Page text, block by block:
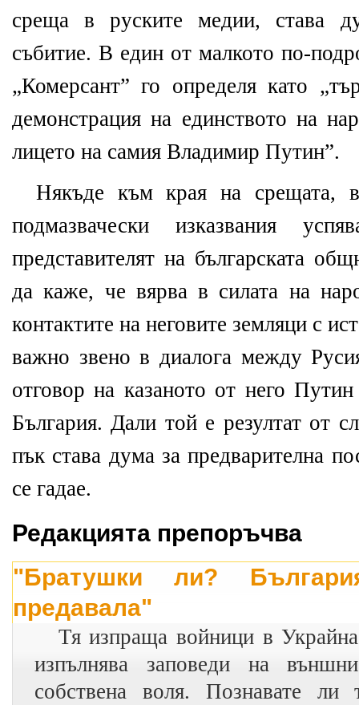
среща в руските медии, става
събитие. В един от малкото по-
„Комерсант” го определя като
демонстрация на единството на
лицето на самия Владимир Путин”.
Някъде към края на срещата, в
подмазвачески изказвания
представителят на българската
да каже, че вярва в силата на
контактите на неговите земляци с
важно звено в диалога между
отговор на казаното от него
България. Дали той е резултат от
пък става дума за предварителна
се гадае.
Редакцията препоръчва
"Братушки ли?
предавала"
Тя изпраща войници в
изпълнява заповеди на
собствена воля. Познавате ли